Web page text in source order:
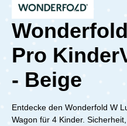
Pro
- Beige
Entdecke den Wonderfold W
Wagon für 4 Kinder.